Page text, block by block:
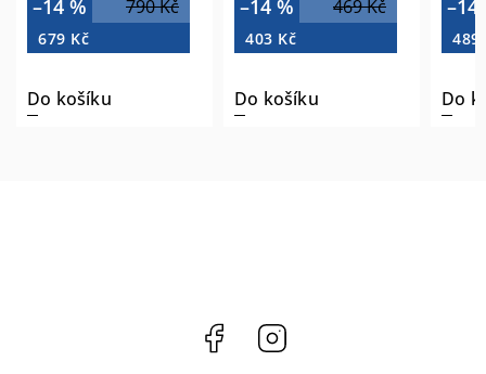
790 Kč
–14 %
679 Kč
Do košíku
469 Kč
–14 %
403 Kč
Do košíku
–14
489
Do
Facebook